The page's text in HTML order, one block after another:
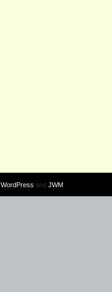
WordPress and JWM